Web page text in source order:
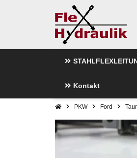
Kontakt
PKW Ford